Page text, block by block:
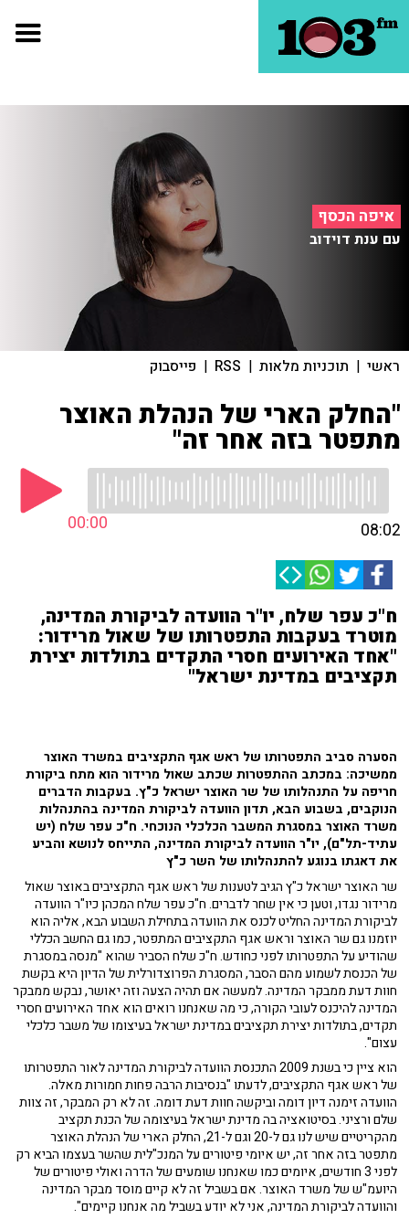
איפה הכסף
עם ענת דוידוב
ראשי | תוכניות מלאות |
RSS
| פייסבוק
"החלק הארי של הנהלת האוצר
מתפטר בזה אחר זה"
00:00 08:02
ח"כ עפר שלח, יו"ר הוועדה לביקורת המדינה,
מוטרד בעקבות התפטרותו של שאול מרידור:
"אחד האירועים חסרי התקדים בתולדות יצירת
תקציבים במדינת ישראל"
הסערה סביב התפטרותו של ראש אגף התקציבים במשרד האוצר
ממשיכה: במכתב ההתפטרות שכתב שאול מרידור הוא מתח ביקורת
חריפה על התנהלותו של שר האוצר ישראל כ"ץ. בעקבות הדברים
הנוקבים, בשבוע הבא, תדון הוועדה לביקורת המדינה בהתנהלות
משרד האוצר במסגרת המשבר הכלכלי הנוכחי. ח"כ עפר שלח (יש
עתיד-תל"ם), יו"ר הוועדה לביקורת המדינה, התייחס לנושא והביע
את דאגתו בנוגע להתנהלותו של השר כ"ץ
שר האוצר ישראל כ"ץ הגיב לטענות של ראש אגף התקציבים באוצר שאול
מרידור נגדו, וטען כי אין שחר לדברים. ח"כ עפר שלח המכהן כיו"ר הוועדה
לביקורת המדינה החליט לכנס את הוועדה בתחילת השבוע הבא, אליה הוא
יוזמנו גם שר האוצר וראש אגף התקציבים המתפטר, כמו גם החשב הכללי
שהודיע על התפטרותו לפני כחודש. ח"כ שלח הסביר שהוא "מנסה במסגרת
של הכנסת לשמוע מהם הסבר, המסגרת הפרוצדורלית של הדיון היא בקשת
חוות דעת ממבקר המדינה. למעשה אם תהיה הצעה וזה יאושר, נבקש ממבקר
המדינה להיכנס לעובי הקורה, כי מה שאנחנו רואים הוא אחד האירועים חסרי
תקדים, בתולדות יצירת תקציבים במדינת ישראל בעיצומו של משבר כלכלי
עצום".
הוא ציין כי בשנת 2009 התכנסת הוועדה לביקורת המדינה לאור התפטרותו
של ראש אגף התקציבים, לדעתו "בנסיבות הרבה פחות חמורות מאלה.
הוועדה זימנה דיון דומה וביקשה חוות דעת דומה. זה לא רק המבקר, זה צוות
שלם ורציני. בסיטואציה בה מדינת ישראל בעיצומה של הכנת תקציב
מהקריטיים שיש לנו גם ל-20 וגם ל-21, החלק הארי של הנהלת האוצר
מתפטר בזה אחר זה, יש איומי פיטורים על המנכ"לית שהשר בעצמו הביא רק
לפני 3 חודשים, איומים כמו שאנחנו שומעים של הדרה ואולי פיטורים של
היועמ"ש של משרד האוצר. אם בשביל זה לא קיים מוסד מבקר המדינה
והוועדה לביקורת המדינה, אני לא יודע בשביל מה אנחנו קיימים".